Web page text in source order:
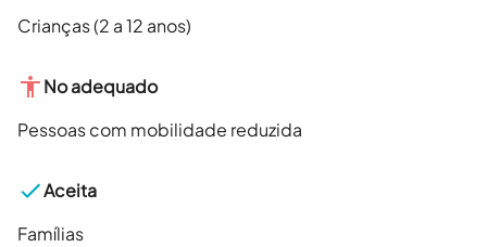
Crianças (2 a 12 anos)
No adequado
Pessoas com mobilidade reduzida
Aceita
Famílias